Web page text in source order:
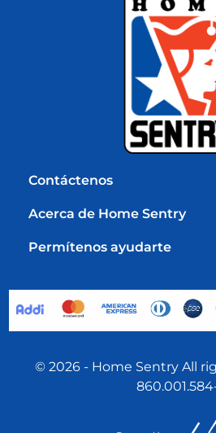
Contáctenos
Acerca de Home Sentry
Permítenos ayudarte
© 2026 - Home Sentry All